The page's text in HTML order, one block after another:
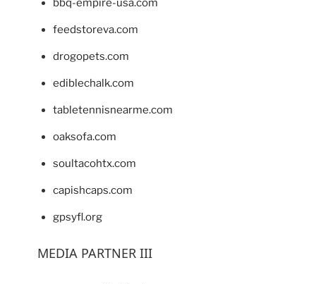
bbq-empire-usa.com
feedstoreva.com
drogopets.com
ediblechalk.com
tabletennisnearme.com
oaksofa.com
soultacohtx.com
capishcaps.com
gpsyfl.org
MEDIA PARTNER III